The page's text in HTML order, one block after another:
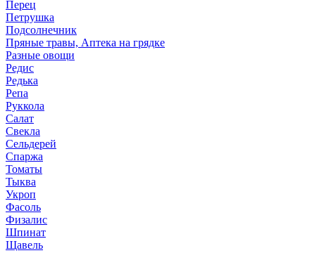
Перец
Петрушка
Подсолнечник
Пряные травы, Аптека на грядке
Разные овощи
Редис
Редька
Репа
Руккола
Салат
Свекла
Сельдерей
Спаржа
Томаты
Тыква
Укроп
Фасоль
Физалис
Шпинат
Щавель